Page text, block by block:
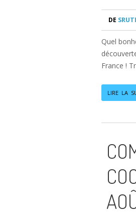
DE
Quel
France !
LIRE LA